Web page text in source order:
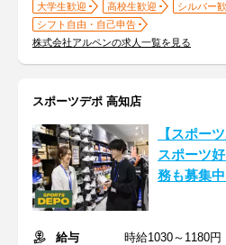
大学生歓迎 高校生歓迎 シルバー
シフト自由・自己申告
株式会社アルペンの求人一覧を見る
スポーツデポ 高知店
【スポー
スポーツ
務も募集
給与
時給1030～1180円